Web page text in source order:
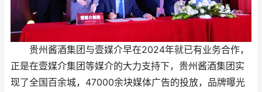
贵州酱酒集团与壹媒介早在2024年就已有业务合作，
正是在壹媒介集团等媒介的大力支持下，贵州酱酒集团实
现了全国百余城，47000余块媒体广告的投放，品牌曝光